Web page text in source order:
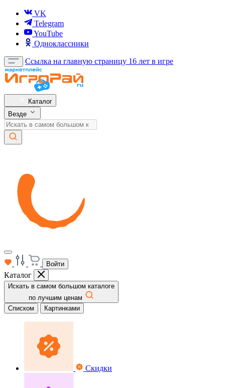
VK
Telegram
YouTube
Одноклассники
Ссылка на главную страницу 16 лет в игре
Каталог
Везде
Войти
Каталог
Искать в самом большом каталоге
по лучшим ценам
Списком
Картинками
Скидки